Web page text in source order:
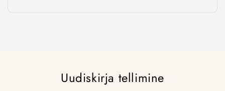
Uudiskirja tellimine